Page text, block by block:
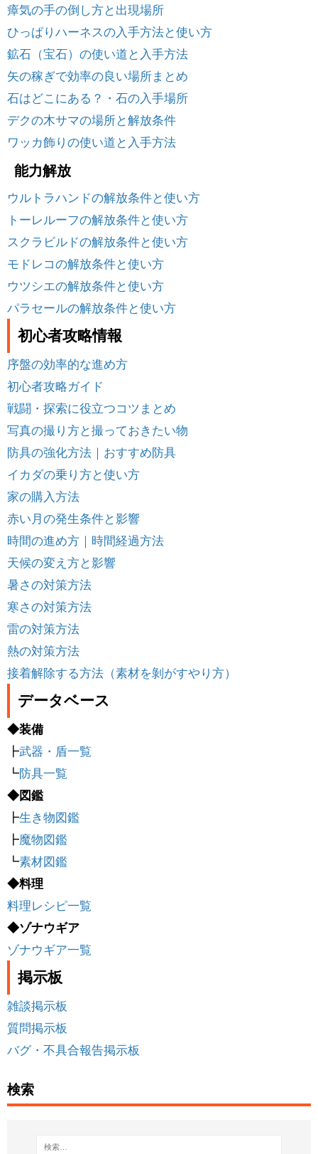
瘴気の手の倒し方と出現場所
ひっぱりハーネスの入手方法と使い方
鉱石（宝石）の使い道と入手方法
矢の稼ぎで効率の良い場所まとめ
石はどこにある？・石の入手場所
デクの木サマの場所と解放条件
ワッカ飾りの使い道と入手方法
能力解放
ウルトラハンドの解放条件と使い方
トーレルーフの解放条件と使い方
スクラビルドの解放条件と使い方
モドレコの解放条件と使い方
ウツシエの解放条件と使い方
パラセールの解放条件と使い方
初心者攻略情報
序盤の効率的な進め方
初心者攻略ガイド
戦闘・探索に役立つコツまとめ
写真の撮り方と撮っておきたい物
防具の強化方法｜おすすめ防具
イカダの乗り方と使い方
家の購入方法
赤い月の発生条件と影響
時間の進め方｜時間経過方法
天候の変え方と影響
暑さの対策方法
寒さの対策方法
雷の対策方法
熱の対策方法
接着解除する方法（素材を剝がすやり方）
データベース
◆装備
┣武器・盾一覧
┗防具一覧
◆図鑑
┣生き物図鑑
┣魔物図鑑
┗素材図鑑
◆料理
料理レシピ一覧
◆ゾナウギア
ゾナウギア一覧
掲示板
雑談掲示板
質問掲示板
バグ・不具合報告掲示板
検索